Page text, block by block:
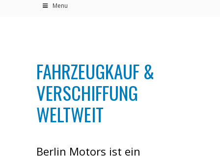
Menu
FAHRZEUGKAUF &
VERSCHIFFUNG
WELTWEIT
Berlin Motors ist ein